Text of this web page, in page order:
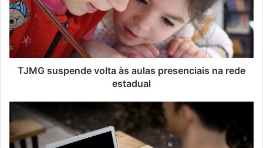
n
d
e
r
e
a
TJMG suspende volta às aulas presenciais na rede
estadual